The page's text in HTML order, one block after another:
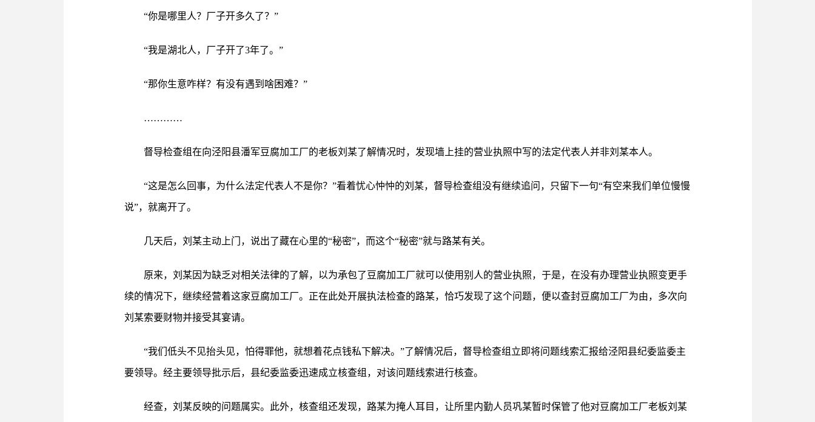
“你是哪里人？厂子开多久了？”
“我是湖北人，厂子开了3年了。”
“那你生意咋样？有没有遇到啥困难？”
…………
督导检查组在向泾阳县潘军豆腐加工厂的老板刘某了解情况时，发现墙上挂的营业执照中写的法定代表人并非刘某本人。
“这是怎么回事，为什么法定代表人不是你？”看着忧心忡忡的刘某，督导检查组没有继续追问，只留下一句“有空来我们单位慢慢
说”，就离开了。
几天后，刘某主动上门，说出了藏在心里的“秘密”，而这个“秘密”就与路某有关。
原来，刘某因为缺乏对相关法律的了解，以为承包了豆腐加工厂就可以使用别人的营业执照，于是，在没有办理营业执照变更手
续的情况下，继续经营着这家豆腐加工厂。正在此处开展执法检查的路某，恰巧发现了这个问题，便以查封豆腐加工厂为由，多次向
刘某索要财物并接受其宴请。
“我们低头不见抬头见，怕得罪他，就想着花点钱私下解决。”了解情况后，督导检查组立即将问题线索汇报给泾阳县纪委监委主
要领导。经主要领导批示后，县纪委监委迅速成立核查组，对该问题线索进行核查。
经查，刘某反映的问题属实。此外，核查组还发现，路某为掩人耳目，让所里内勤人员巩某暂时保管了他对豆腐加工厂老板刘某